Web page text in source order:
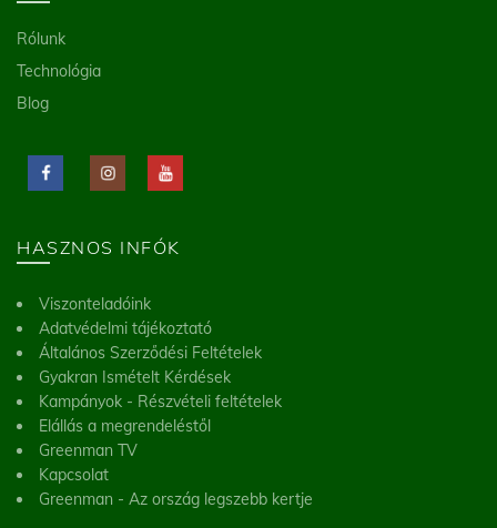
Rólunk
Technológia
Blog
HASZNOS INFÓK
Viszonteladóink
Adatvédelmi tájékoztató
Általános Szerződési Feltételek
Gyakran Ismételt Kérdések
Kampányok - Részvételi feltételek
Elállás a megrendeléstől
Greenman TV
Kapcsolat
Greenman - Az ország legszebb kertje